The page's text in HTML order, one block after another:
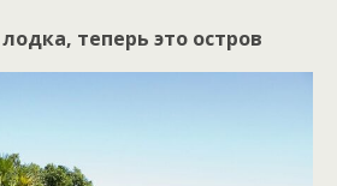
теперь это остров